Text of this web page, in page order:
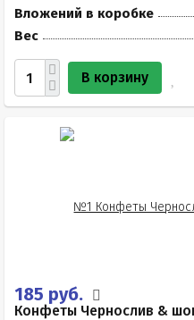
Вложений в коробке
Вес
В корзину
185 руб.
Конфеты Чернослив &